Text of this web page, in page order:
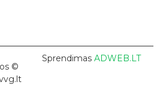
©
Sprendimas ADWEB.LT